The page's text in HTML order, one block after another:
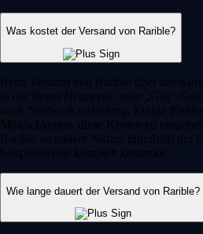
Was kostet der Versand von Rarible?
Beim Versand von Rarible über das
in der Regel Netzwerk- oder „Gas“-
nach Netzwerkauslastung. Einige
Möglichkeiten, diese Kosten zu
Rarible an andere Nutzer innerhalb der
beispielsweise komplett kostenlos.
Wie lange dauert der Versand von Rarible?